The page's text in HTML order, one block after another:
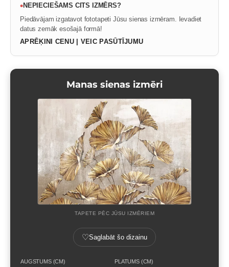
•NEPIECIEŠAMS CITS IZMĒRS?
Piedāvājam izgatavot fototapeti Jūsu sienas izmēram. Ievadiet
datus zemāk esošajā formā!
APRĒĶINI CENU | VEIC PASŪTĪJUMU
Manas sienas izmēri
TAPETE PĒC JŪSU IZMĒRIEM
♡Saglabāt šo dizainu
AUGSTUMS (CM) PLATUMS (CM)